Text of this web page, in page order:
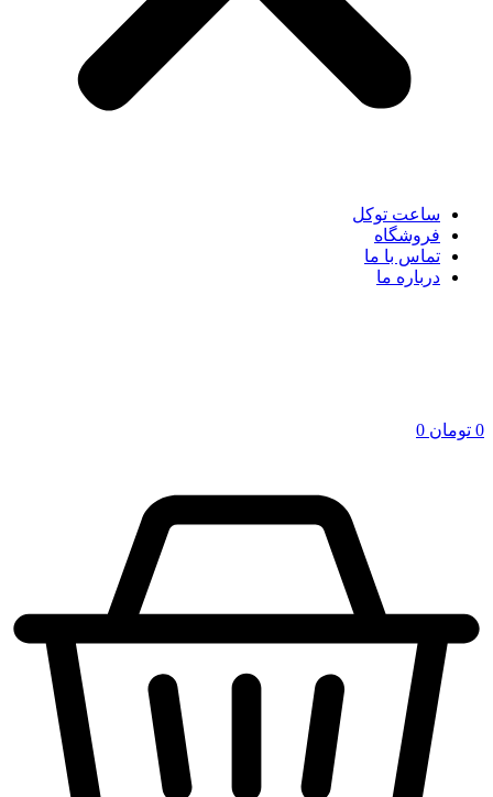
ساعت توکل
فروشگاه
تماس با ما
درباره ما
0 تومان 0